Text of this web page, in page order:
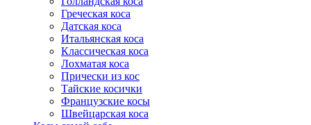
Греческая коса
Датская коса
Итальянская коса
Классическая коса
Лохматая коса
Прически из кос
Тайские косички
Французские косы
Швейцарская коса